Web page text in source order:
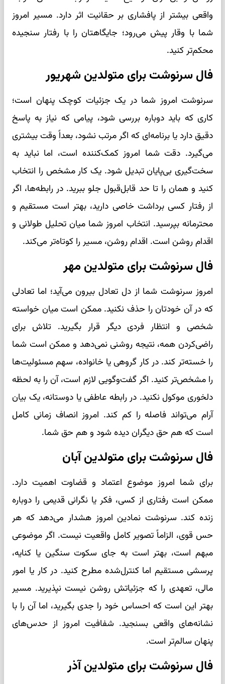
واقعی بیشتر از پافشاری بر حقانیت اثر دارد. مسیر امروز
شما با وقار پیش می‌رود؛ جایگاهتان را با رفتار سنجیده
محکم‌تر کنید.
فال سرنوشت برای متولدین شهریور
سرنوشت امروز شما در یک جزئیات کوچک پنهان است؛
کاری که باید دوباره بررسی شود، پیامی که نیاز به پاسخ
دقیق دارد یا برنامه‌ای که اگر مرتب نشود، بعداً وقت بیشتری
می‌گیرد. دقت شما امروز کمک‌کننده است، اما نباید به
سخت‌گیری بی‌پایان تبدیل شود. یک کار مشخص را انتخاب
کنید و همان را تا حد قابل‌قبول جلو ببرید. در رابطه‌ها، اگر
از رفتار کسی برداشت خاصی دارید، بهتر است مستقیم و
محترمانه بپرسید. انتخاب امروز شما میان تحلیل طولانی و
اقدام روشن است. اقدام روشن، مسیر را کوتاه‌تر می‌کند.
فال سرنوشت برای متولدین مهر
امروز سرنوشت شما از دل تعادل بیرون می‌آید؛ اما تعادلی
که در آن خودتان را حذف نکنید. ممکن است میان خواسته
شخصی و انتظار فردی دیگر قرار بگیرید. تلاش برای
راضی‌کردن همه، نتیجه روشنی نمی‌دهد و ممکن است شما
را خسته‌تر کند. در کار گروهی یا خانواده، سهم مسئولیت‌ها
را مشخص‌تر کنید. اگر گفت‌وگویی لازم است، آن را به لحظه
دلخوری موکول نکنید. در رابطه عاطفی یا دوستانه، یک بیان
آرام می‌تواند فاصله را کم کند. امروز انصاف زمانی کامل
است که هم حق دیگران دیده شود و هم حق شما.
فال سرنوشت برای متولدین آبان
برای شما امروز موضوع اعتماد و قضاوت اهمیت دارد.
ممکن است رفتاری از کسی، فکر یا نگرانی قدیمی را دوباره
زنده کند. سرنوشت نمادین امروز هشدار می‌دهد که هر
حس قوی، الزاماً تصویر کامل واقعیت نیست. اگر موضوعی
مبهم است، بهتر است به جای سکوت سنگین یا کنایه،
پرسشی مستقیم اما کنترل‌شده مطرح کنید. در کار یا امور
مالی، تعهدی را که جزئیاتش روشن نیست نپذیرید. مسیر
بهتر این است که احساس خود را جدی بگیرید، اما آن را با
نشانه‌های واقعی بسنجید. شفافیت امروز از حدس‌های
پنهان سالم‌تر است.
فال سرنوشت برای متولدین آذر